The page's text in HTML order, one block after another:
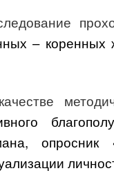
– коренных